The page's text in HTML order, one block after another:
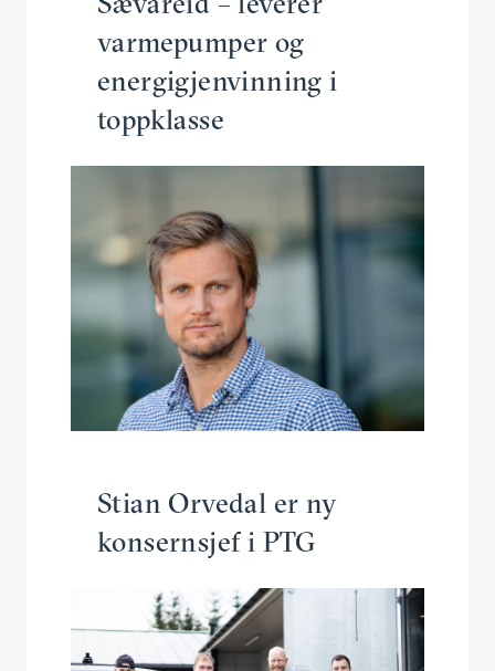
varmepumper og
energigjenvinning i
toppklasse
Stian Orvedal er ny
konsernsjef i PTG